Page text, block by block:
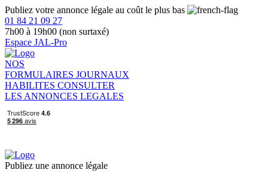
Publiez votre annonce légale au coût le plus bas
01 84 21 09 27
7h00 à 19h00 (non surtaxé)
Espace JAL-Pro
NOS
FORMULAIRES JOURNAUX
HABILITES CONSULTER
LES ANNONCES LEGALES
Publiez une annonce légale